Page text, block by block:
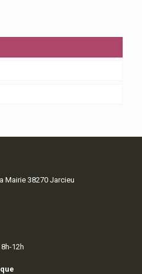
Mairie 38270 Jarcieu
12h